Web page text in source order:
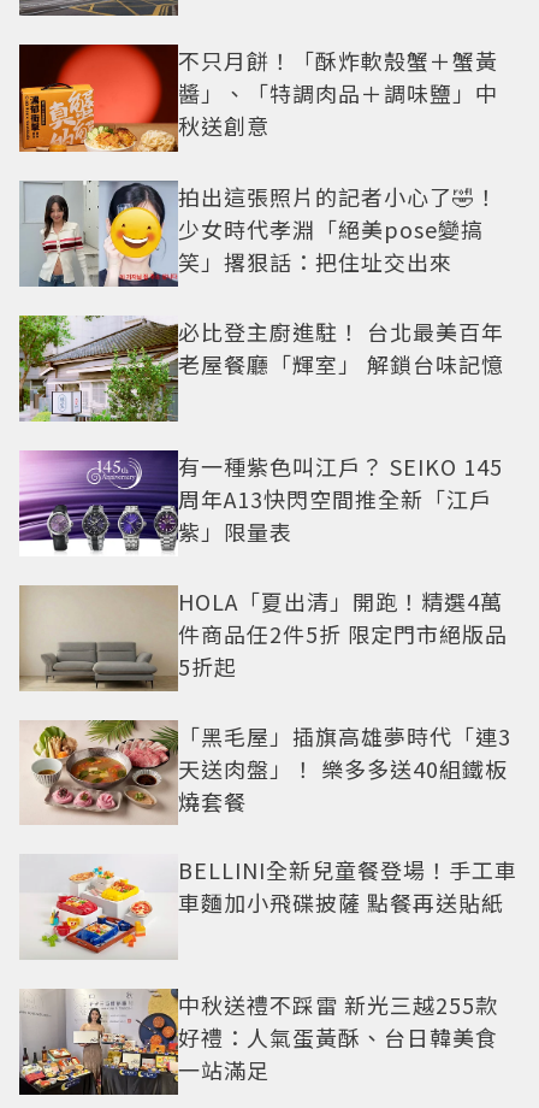
不只月餅！「酥炸軟殼蟹＋蟹黃
醬」、「特調肉品＋調味鹽」中
秋送創意
拍出這張照片的記者小心了🤣！
少女時代孝淵「絕美pose變搞
笑」撂狠話：把住址交出來
必比登主廚進駐！ 台北最美百年
老屋餐廳「輝室」 解鎖台味記憶
有一種紫色叫江戶？ SEIKO 145
周年A13快閃空間推全新「江戶
紫」限量表
HOLA「夏出清」開跑！精選4萬
件商品任2件5折 限定門市絕版品
5折起
「黑毛屋」插旗高雄夢時代「連3
天送肉盤」！ 樂多多送40組鐵板
燒套餐
BELLINI全新兒童餐登場！手工車
車麵加小飛碟披薩 點餐再送貼紙
中秋送禮不踩雷 新光三越255款
好禮：人氣蛋黃酥、台日韓美食
一站滿足